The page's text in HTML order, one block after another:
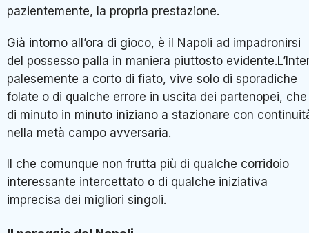
pazientemente, la propria prestazione.
Già intorno all’ora di gioco, è il Napoli ad impadronirsi
del possesso palla in maniera piuttosto
palesemente a corto di fiato, vive solo di sporadiche
folate o di qualche errore in uscita dei partenopei, che
di minuto in minuto iniziano a stazionare con
nella metà campo avversaria.
Il che comunque non frutta più di qualche corridoio
interessante intercettato o di qualche iniziativa
imprecisa dei migliori singoli.